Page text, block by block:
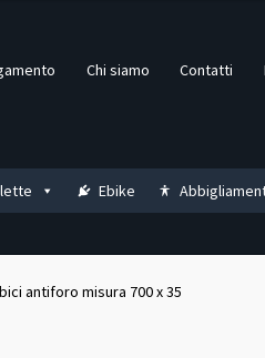
Chi siamo Contatti
Ebike
antiforo misura 700 x 35